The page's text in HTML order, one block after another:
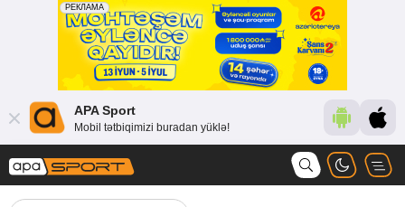
APA Sport
Mobil tətbiqimizi buradan yüklə!